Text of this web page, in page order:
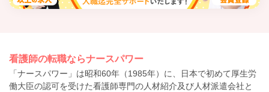
看護師の転職ならナースパワー
「ナースパワー」は昭和60年（1985年）に、日本で初めて厚生労
働大臣の認可を受けた看護師専門の人材紹介及び人材派遣会社と